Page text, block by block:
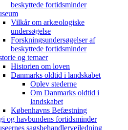
beskyttede fortidsminder
Vilkår om arkæologiske
undersøgelse
Forskningsundersøgelser af
beskyttede fortidsminder
og temaer
Historien om loven
Danmarks oldtid i landskabet
Oplev stederne
Om Danmarks oldtid i
landskabet
Københavns Befæstning
og havbundens fortidsminder
sagsbehandlervejledning